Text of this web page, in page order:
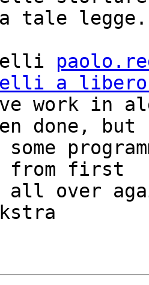
tale legge.
a
work in
done, but
from first
all over